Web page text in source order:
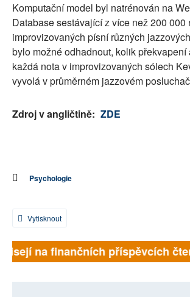
Komputační model byl natrénován na
Database sestávající z více než 200 000
improvizovaných písní různých
bylo možné odhadnout, kolik překvapení
každá nota v improvizovaných sólech
vyvolá v průměrném jazzovém
Zdroj v angličtině: ZDE
Psychologie
Vytisknout
na finančních příspěvcích